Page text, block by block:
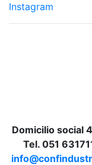
Instagram
Domicilio social
Tel. 051